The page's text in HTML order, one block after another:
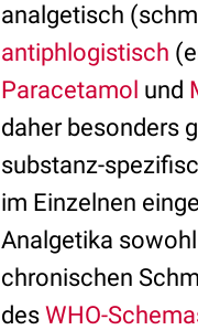
analgetisch
antiphlogistisch
Paracetamol und
daher besonders
substanz-
im Einzelnen
Analgetika
chronischen
des WHO-